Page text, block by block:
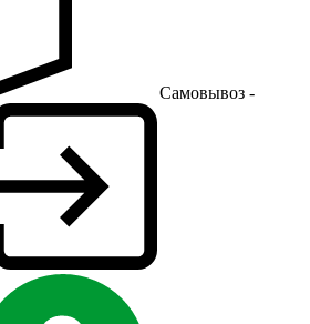
Самовывоз -